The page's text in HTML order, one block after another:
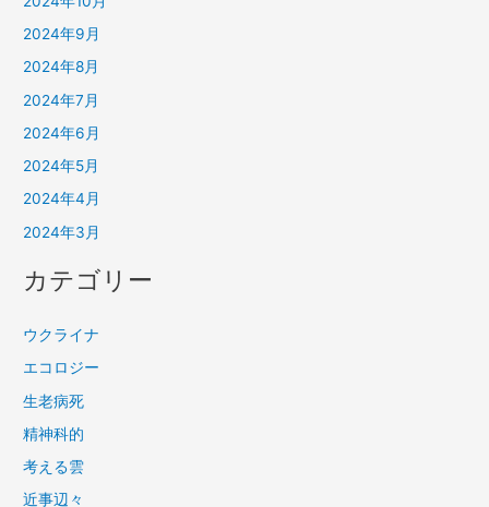
2024年9月
2024年8月
2024年7月
2024年6月
2024年5月
2024年4月
2024年3月
カテゴリー
ウクライナ
エコロジー
生老病死
精神科的
考える雲
近事辺々